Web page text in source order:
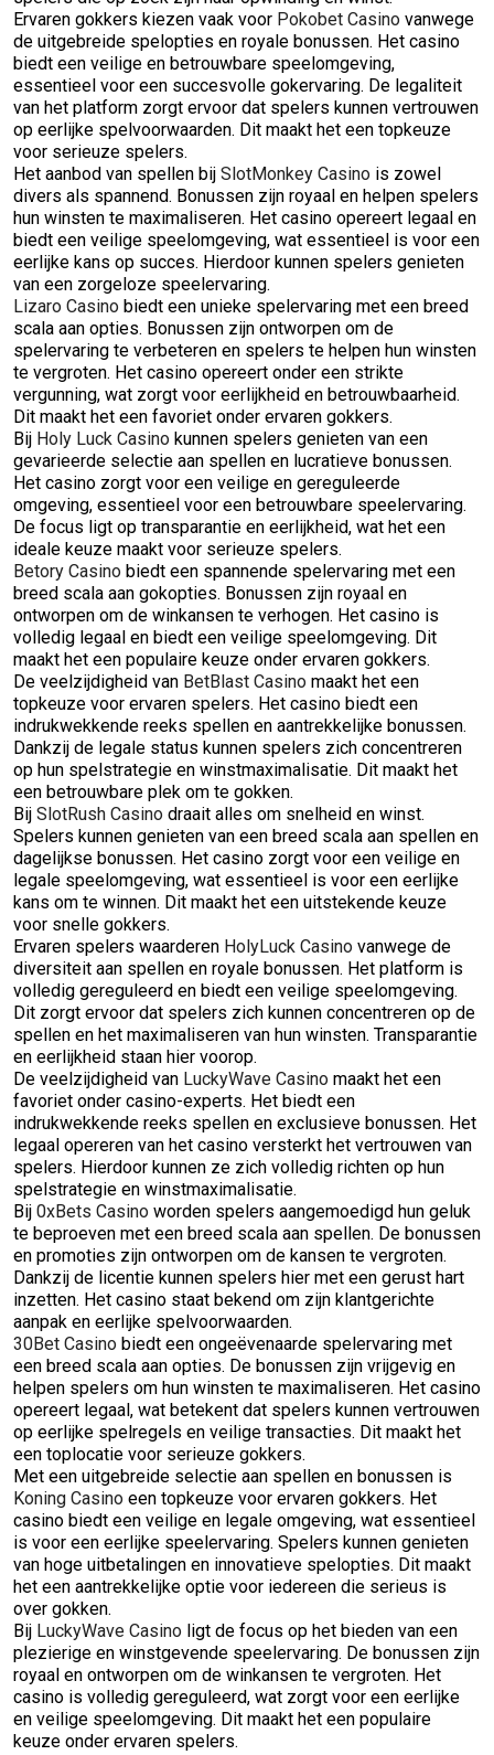
Ervaren gokkers kiezen vaak voor Pokobet Casino vanwege
de uitgebreide spelopties en royale bonussen. Het casino
biedt een veilige en betrouwbare speelomgeving,
essentieel voor een succesvolle gokervaring. De legaliteit
van het platform zorgt ervoor dat spelers kunnen vertrouwen
op eerlijke spelvoorwaarden. Dit maakt het een topkeuze
voor serieuze spelers.
Het aanbod van spellen bij SlotMonkey Casino is zowel
divers als spannend. Bonussen zijn royaal en helpen spelers
hun winsten te maximaliseren. Het casino opereert legaal en
biedt een veilige speelomgeving, wat essentieel is voor een
eerlijke kans op succes. Hierdoor kunnen spelers genieten
van een zorgeloze speelervaring.
Lizaro Casino biedt een unieke spelervaring met een breed
scala aan opties. Bonussen zijn ontworpen om de
spelervaring te verbeteren en spelers te helpen hun winsten
te vergroten. Het casino opereert onder een strikte
vergunning, wat zorgt voor eerlijkheid en betrouwbaarheid.
Dit maakt het een favoriet onder ervaren gokkers.
Bij Holy Luck Casino kunnen spelers genieten van een
gevarieerde selectie aan spellen en lucratieve bonussen.
Het casino zorgt voor een veilige en gereguleerde
omgeving, essentieel voor een betrouwbare speelervaring.
De focus ligt op transparantie en eerlijkheid, wat het een
ideale keuze maakt voor serieuze spelers.
Betory Casino biedt een spannende spelervaring met een
breed scala aan gokopties. Bonussen zijn royaal en
ontworpen om de winkansen te verhogen. Het casino is
volledig legaal en biedt een veilige speelomgeving. Dit
maakt het een populaire keuze onder ervaren gokkers.
De veelzijdigheid van BetBlast Casino maakt het een
topkeuze voor ervaren spelers. Het casino biedt een
indrukwekkende reeks spellen en aantrekkelijke bonussen.
Dankzij de legale status kunnen spelers zich concentreren
op hun spelstrategie en winstmaximalisatie. Dit maakt het
een betrouwbare plek om te gokken.
Bij SlotRush Casino draait alles om snelheid en winst.
Spelers kunnen genieten van een breed scala aan spellen en
dagelijkse bonussen. Het casino zorgt voor een veilige en
legale speelomgeving, wat essentieel is voor een eerlijke
kans om te winnen. Dit maakt het een uitstekende keuze
voor snelle gokkers.
Ervaren spelers waarderen HolyLuck Casino vanwege de
diversiteit aan spellen en royale bonussen. Het platform is
volledig gereguleerd en biedt een veilige speelomgeving.
Dit zorgt ervoor dat spelers zich kunnen concentreren op de
spellen en het maximaliseren van hun winsten. Transparantie
en eerlijkheid staan hier voorop.
De veelzijdigheid van LuckyWave Casino maakt het een
favoriet onder casino-experts. Het biedt een
indrukwekkende reeks spellen en exclusieve bonussen. Het
legaal opereren van het casino versterkt het vertrouwen van
spelers. Hierdoor kunnen ze zich volledig richten op hun
spelstrategie en winstmaximalisatie.
Bij 0xBets Casino worden spelers aangemoedigd hun geluk
te beproeven met een breed scala aan spellen. De bonussen
en promoties zijn ontworpen om de kansen te vergroten.
Dankzij de licentie kunnen spelers hier met een gerust hart
inzetten. Het casino staat bekend om zijn klantgerichte
aanpak en eerlijke spelvoorwaarden.
30Bet Casino biedt een ongeëvenaarde spelervaring met
een breed scala aan opties. De bonussen zijn vrijgevig en
helpen spelers om hun winsten te maximaliseren. Het casino
opereert legaal, wat betekent dat spelers kunnen vertrouwen
op eerlijke spelregels en veilige transacties. Dit maakt het
een toplocatie voor serieuze gokkers.
Met een uitgebreide selectie aan spellen en bonussen is
Koning Casino een topkeuze voor ervaren gokkers. Het
casino biedt een veilige en legale omgeving, wat essentieel
is voor een eerlijke speelervaring. Spelers kunnen genieten
van hoge uitbetalingen en innovatieve spelopties. Dit maakt
het een aantrekkelijke optie voor iedereen die serieus is
over gokken.
Bij LuckyWave Casino ligt de focus op het bieden van een
plezierige en winstgevende speelervaring. De bonussen zijn
royaal en ontworpen om de winkansen te vergroten. Het
casino is volledig gereguleerd, wat zorgt voor een eerlijke
en veilige speelomgeving. Dit maakt het een populaire
keuze onder ervaren spelers.